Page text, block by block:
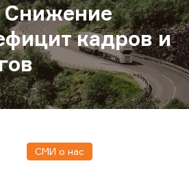
Снижение
кадров и
СМИ о нас